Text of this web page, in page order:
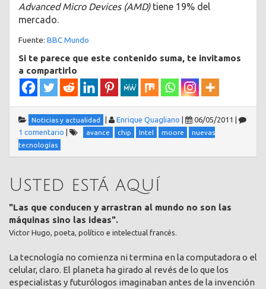
Advanced Micro Devices (AMD)tiene 19% del
mercado.
Fuente: BBC Mundo
Si te parece que este contenido suma, te invitamos
a compartirlo
Noticias y actualidad Enrique Quagliano 06/05/2011
1 comentario
avance chip Intel moore
nuevas
tecnologías
Usted está aquí
"Las que conducen y arrastran al mundo no son las
máquinas sino las ideas".
Victor Hugo, poeta, político e intelectual francés.
La tecnología no comienza ni termina en la computadora o el
celular, claro. El planeta ha girado al revés de lo que los
especialistas y futurólogos imaginaban antes de la invención